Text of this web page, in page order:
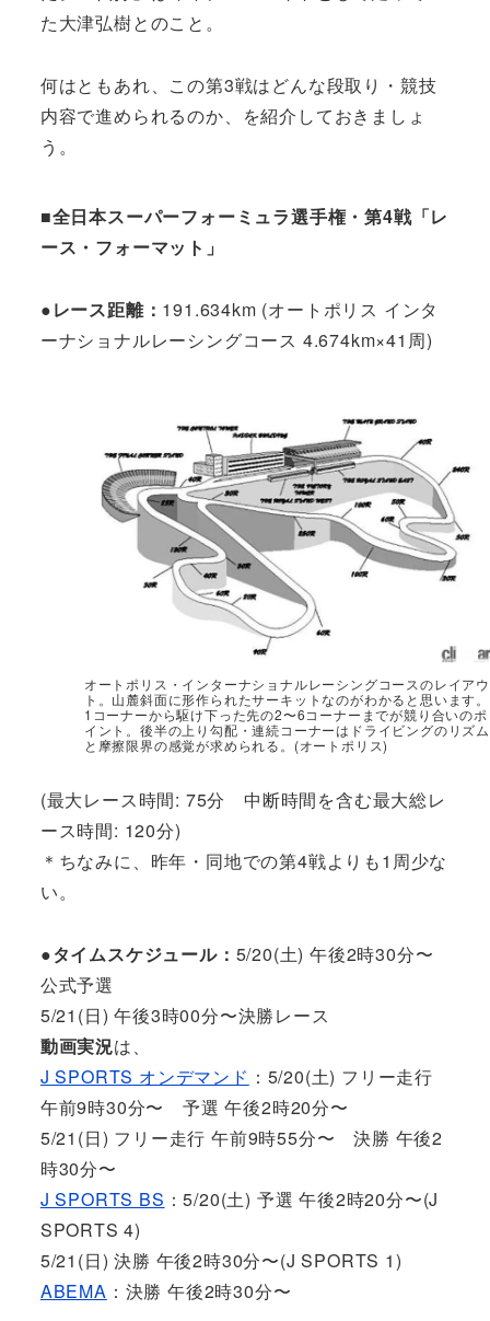
た大津弘樹とのこと。
何はともあれ、この第3戦はどんな段取り・競技
内容で進められるのか、を紹介しておきましょ
う。
■全日本スーパーフォーミュラ選手権・第4戦「レ
ース・フォーマット」
●レース距離： 191.634km (オートポリス インタ
ーナショナルレーシングコース 4.674km×41周)
オートポリス・インターナショナルレーシングコースのレイアウ
ト。山麓斜面に形作られたサーキットなのがわかると思います。
1コーナーから駆け下った先の2〜6コーナーまでが競り合いのポ
イント。後半の上り勾配・連続コーナーはドライビングのリズム
と摩擦限界の感覚が求められる。(オートポリス)
(最大レース時間: 75分 中断時間を含む最大総レ
ース時間: 120分)
＊ちなみに、昨年・同地での第4戦よりも1周少な
い。
●タイムスケジュール： 5/20(土) 午後2時30分〜
公式予選
5/21(日) 午後3時00分〜決勝レース
動画実況は、
J SPORTS オンデマンド ：5/20(土) フリー走行
午前9時30分〜 予選 午後2時20分〜
5/21(日) フリー走行 午前9時55分〜 決勝 午後2
時30分〜
J SPORTS BS ：5/20(土) 予選 午後2時20分〜(J
SPORTS 4)
5/21(日) 決勝 午後2時30分〜(J SPORTS 1)
ABEMA ：決勝 午後2時30分〜